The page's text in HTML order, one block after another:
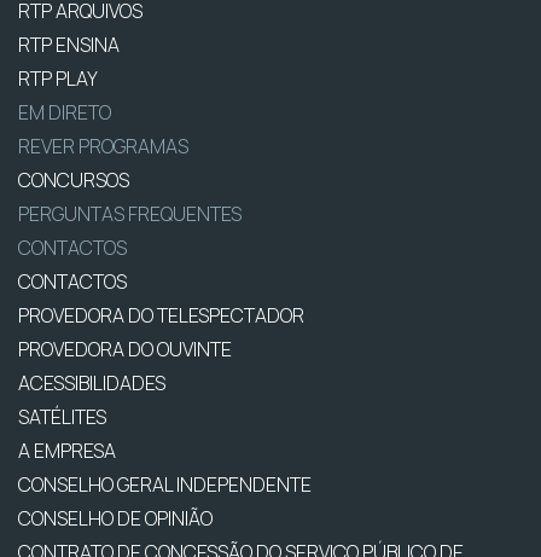
RTP ARQUIVOS
RTP ENSINA
RTP PLAY
EM DIRETO
REVER PROGRAMAS
CONCURSOS
PERGUNTAS FREQUENTES
CONTACTOS
CONTACTOS
PROVEDORA DO TELESPECTADOR
PROVEDORA DO OUVINTE
ACESSIBILIDADES
SATÉLITES
A EMPRESA
CONSELHO GERAL INDEPENDENTE
CONSELHO DE OPINIÃO